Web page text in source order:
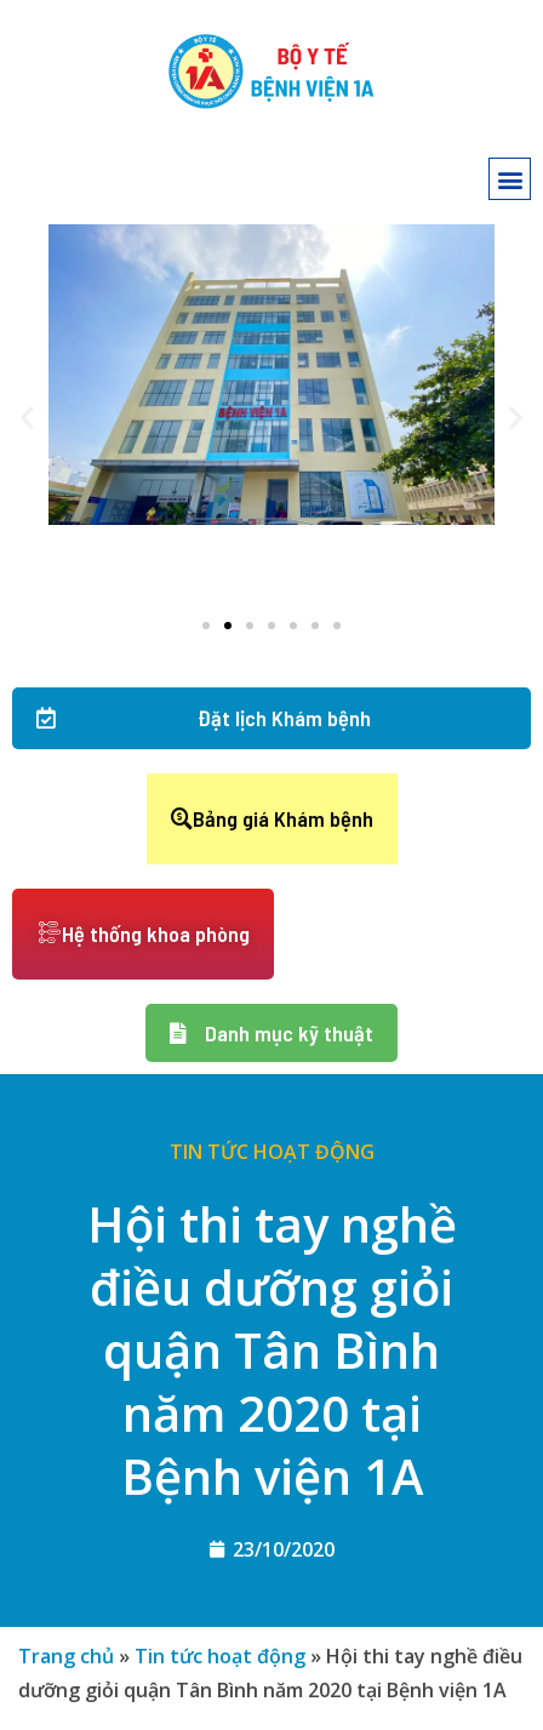
Đặt lịch Khám bệnh
Bảng giá Khám bệnh
Hệ thống khoa phòng
Danh mục kỹ thuật
TIN TỨC HOẠT ĐỘNG
Hội thi tay nghề
điều dưỡng giỏi
quận Tân Bình
năm 2020 tại
Bệnh viện 1A
23/10/2020
Trang chủ » Tin tức hoạt động » Hội thi tay nghề điều
dưỡng giỏi quận Tân Bình năm 2020 tại Bệnh viện 1A